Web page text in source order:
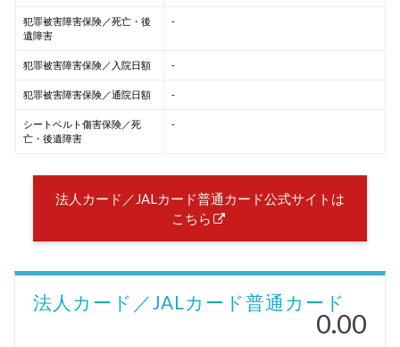
犯罪被害障害保険／死亡・後
遺障害
-
犯罪被害障害保険／入院日額 -
犯罪被害障害保険／通院日額 -
シートベルト傷害保険／死
亡・後遺障害
-
法人カード／JALカード普通カード公式サイトは
こちら
法人カード／JALカード普通カード
0.00